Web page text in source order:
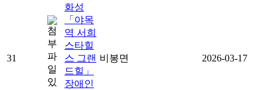
31
화성
「야목
역 서희
스타힐
스 그랜
드힐」
장애인
비봉면 2026-03-17